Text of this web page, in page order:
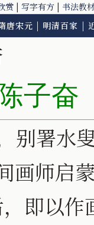
赏 | 写字有方 | 书法教
唐宋元 | 明清百家 |
子奋
别署水
画师启
即以